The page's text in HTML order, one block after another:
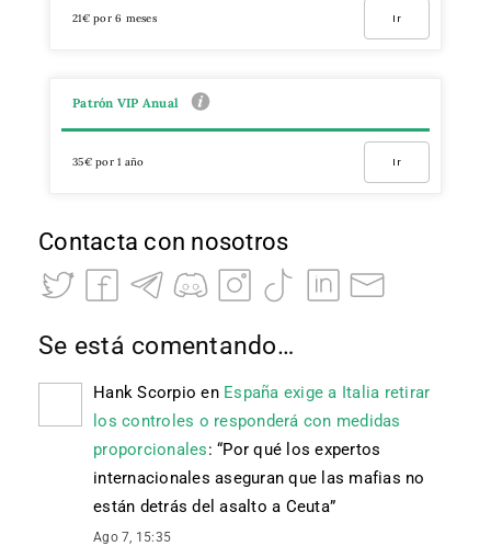
21€ por 6 meses Ir
Patrón VIP Anual
35€ por 1 año Ir
Contacta con nosotros
Se está comentando…
Hank Scorpio en España exige a Italia retirar
los controles o responderá con medidas
proporcionales: “Por qué los expertos
internacionales aseguran que las mafias no
están detrás del asalto a Ceuta”
Ago 7, 15:35